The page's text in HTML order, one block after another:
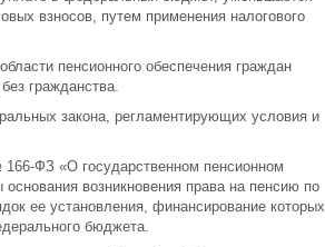
взносов, путем применения налогового
пенсионного обеспечения граждан
гражданства.
закона, регламентирующих условия и
ФЗ «О государственном пенсионном
возникновения права на пенсию по
ее установления, финансирование которых
бюджета.